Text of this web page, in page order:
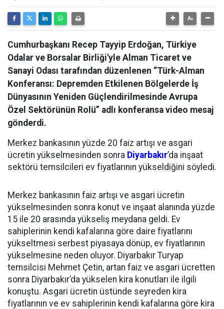
Cumhurbaşkanı Recep Tayyip Erdoğan, Türkiye
Odalar ve Borsalar Birliği'yle Alman Ticaret ve
Sanayi Odası tarafından düzenlenen “Türk-Alman
Konferansı: Depremden Etkilenen Bölgelerde İş
Dünyasının Yeniden Güçlendirilmesinde Avrupa
Özel Sektörünün Rolü” adlı konferansa video mesaj
gönderdi.
Merkez bankasının yüzde 20 faiz artışı ve asgari
ücretin yükselmesinden sonra Diyarbakır’da inşaat
sektörü temsilcileri ev fiyatlarının yükseldiğini söyledi.
Merkez bankasının faiz artışı ve asgari ücretin
yükselmesinden sonra konut ve inşaat alanında yüzde
15 ile 20 arasında yükseliş meydana geldi. Ev
sahiplerinin kendi kafalarına göre daire fiyatlarını
yükseltmesi serbest piyasaya dönüp, ev fiyatlarının
yükselmesine neden oluyor. Diyarbakır Turyap
temsilcisi Mehmet Çetin, artan faiz ve asgari ücretten
sonra Diyarbakır’da yükselen kira konutları ile ilgili
konuştu. Asgari ücretin üstünde seyreden kira
fiyatlarının ve ev sahiplerinin kendi kafalarına göre kira